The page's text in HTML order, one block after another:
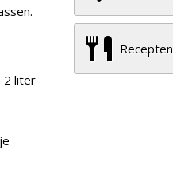
2 liter
Recepten